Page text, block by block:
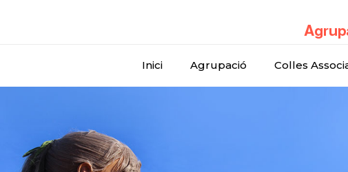
Inici Agrupació Colles